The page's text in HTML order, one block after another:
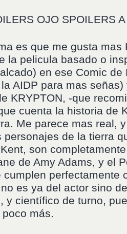
OJO SPOILERS
es que me gusta mas
la pelicula basado o
en ese Comic
AIDP para mas
KRYPTON, -que
cuenta la historia de
Me parece mas real,
personajes de la tierra
son
de Amy Adams, y el
cumplen perfectamente
es ya del actor sino
y científico de turno,
más.